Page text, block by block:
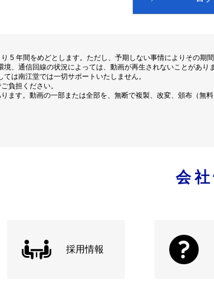
5 年間をめどとします。ただし、予期しない事情によりその期
、通信回線の状況によっては、動画が再生されないことがありま
は南江堂では一切サポートいたしません。
負担ください。
ます。動画の一部または全部を、無断で複製、改変、頒布（無
会
採用情報